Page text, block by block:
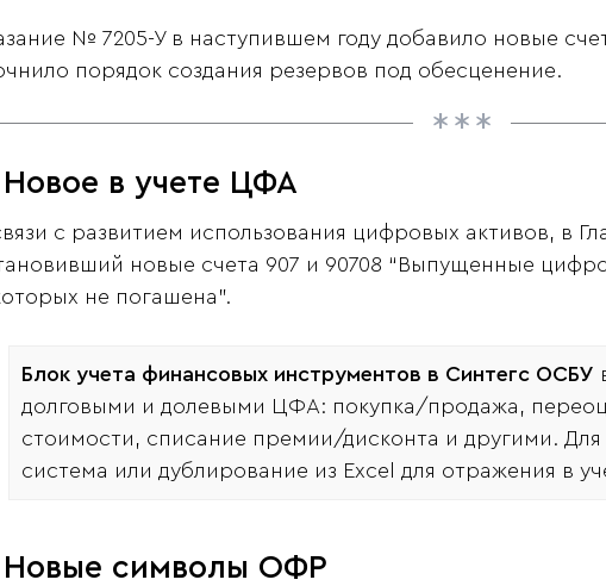
№ 7205-У в наступившем году добавило новые
порядок создания резервов под обесценение.
Новое в учете ЦФА
с развитием использования цифровых активов, в
новые счета 907 и 90708 “Выпущенные
не погашена”.
Блок учета финансовых инструментов в Синтегс ОСБУ
долговыми и долевыми ЦФА: покупка/продажа,
стоимости, списание премии/дисконта и другими. Для
система или дублирование из Excel для отражения в
Новые символы ОФР